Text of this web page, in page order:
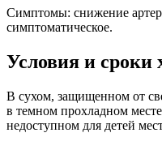
Симптомы: снижение
симптоматическое.
Условия и сроки
В сухом, защищенном от
в темном прохладном
недоступном для детей